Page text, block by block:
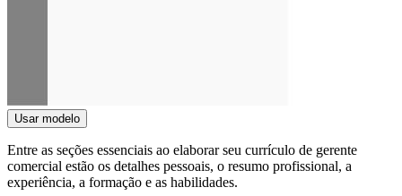
Usar modelo
Entre as seções essenciais ao elaborar seu currículo de gerente
comercial estão os detalhes pessoais, o resumo profissional, a
experiência, a formação e as habilidades.